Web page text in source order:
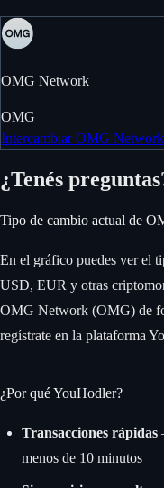
OMG Network
OMG
Intercambiar OMG Network
¿Tenés
Tipo de cambio actual de
En el gráfico puedes ver el
USD, EUR y otras
OMG Network (OMG) de
regístrate en la plataforma
¿Por qué YouHodler?
Transacciones rápidas
menos de 10 minutos